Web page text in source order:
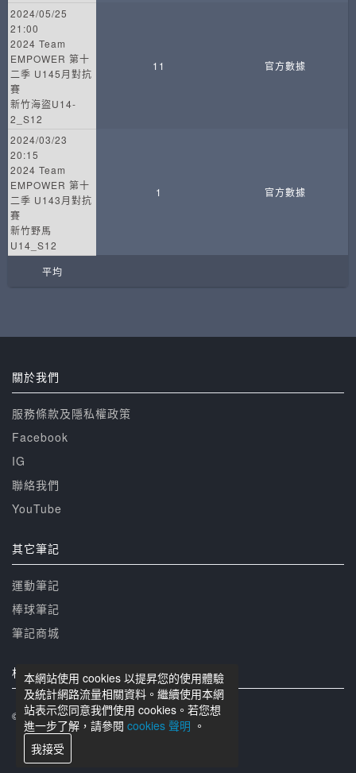
2024/05/25
21:00
2024 Team
EMPOWER 第十
二季 U145月對抗
賽
新竹海盜U14-
2_S12
11 官方數據
2024/03/23
20:15
2024 Team
EMPOWER 第十
二季 U143月對抗
賽
新竹野馬
U14_S12
1 官方數據
平均
本網站使用 cookies 以提昇您的使用體驗
及統計網路流量相關資料。繼續使用本網
站表示您同意我們使用 cookies。若您想
進一步了解，請參閱 cookies 聲明 。
我接受
關於我們
服務條款及隱私權政策
Facebook
IG
聯絡我們
YouTube
其它筆記
運動筆記
棒球筆記
筆記商城
相關網站
© 籃球筆記 版權所有